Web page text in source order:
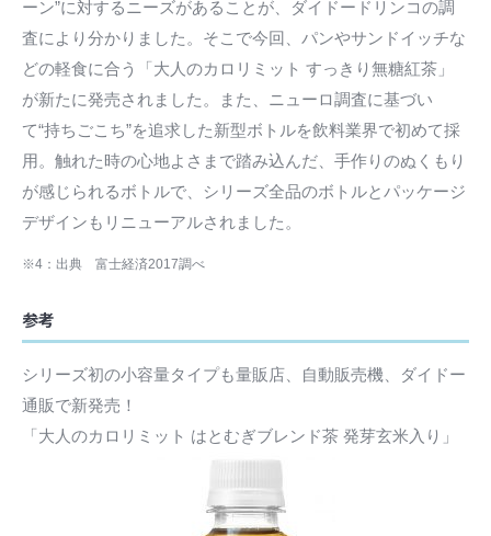
ーン”に対するニーズがあることが、ダイドードリンコの調
査により分かりました。そこで今回、パンやサンドイッチな
どの軽食に合う「大人のカロリミット すっきり無糖紅茶」
が新たに発売されました。また、ニューロ調査に基づい
て“持ちごこち”を追求した新型ボトルを飲料業界で初めて採
用。触れた時の心地よさまで踏み込んだ、手作りのぬくもり
が感じられるボトルで、シリーズ全品のボトルとパッケージ
デザインもリニューアルされました。
※4：出典 富士経済2017調べ
参考
シリーズ初の小容量タイプも量販店、自動販売機、ダイドー
通販で新発売！
「大人のカロリミット はとむぎブレンド茶 発芽玄米入り」